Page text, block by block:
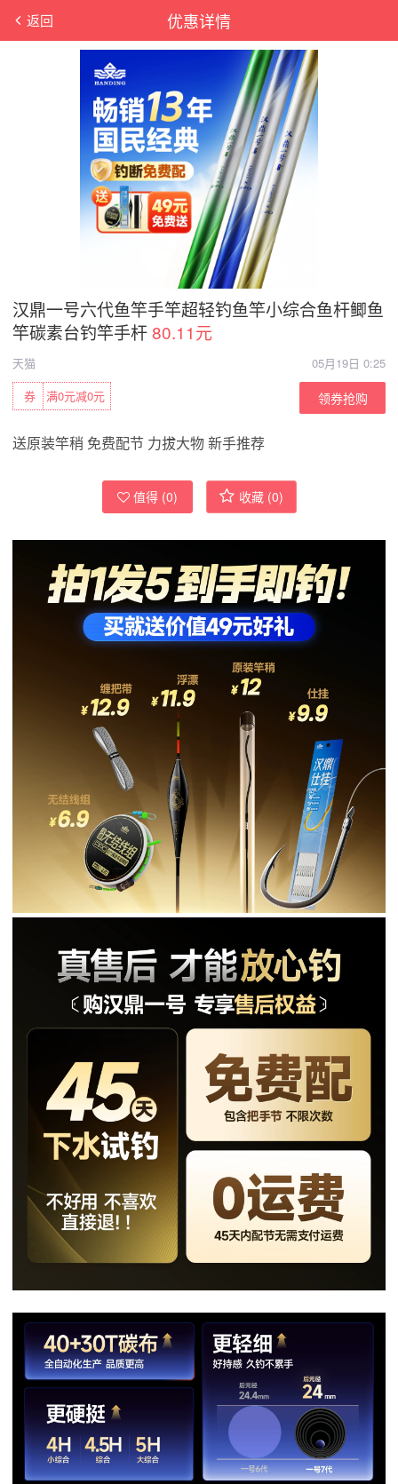
优惠详情
返回
汉鼎一号六代鱼竿手竿超轻钓鱼竿小综合鱼杆鲫鱼
竿碳素台钓竿手杆80.11元
天猫
05月19日 0:25
满0元减0元
券 领券抢购
送原装竿稍 免费配节 力拔大物 新手推荐
值得 (0) 收藏 (0)